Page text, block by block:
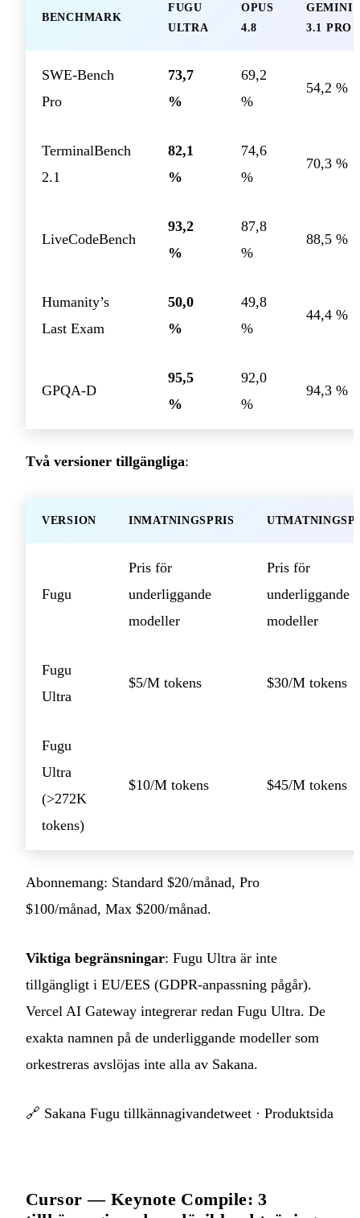
BENCHMARK
FUGU
ULTRA
OPUS
4.8
GEMINI
3.1 PRO
SWE-Bench
Pro
73,7
%
69,2
%
54,2 %
TerminalBench
2.1
82,1
%
74,6
%
70,3 %
LiveCodeBench
93,2
%
87,8
%
88,5 %
Humanity’s
Last Exam
50,0
%
49,8
%
44,4 %
GPQA-D
95,5
%
92,0
%
94,3 %
Två versioner tillgängliga:
VERSION INMATNINGSPRIS
Fugu
Pris för
underliggande
modeller
Pris för
underliggande
modeller
Fugu
Ultra
$5/M tokens $30/M tokens
Fugu
Ultra
(>272K
tokens)
$10/M tokens $45/M tokens
Abonnemang: Standard $20/månad, Pro
$100/månad, Max $200/månad.
Viktiga begränsningar: Fugu Ultra är inte
tillgängligt i EU/EES (GDPR-anpassning pågår).
Vercel AI Gateway integrerar redan Fugu Ultra. De
exakta namnen på de underliggande modeller som
orkestreras avslöjas inte alla av Sakana.
🔗 Sakana Fugu tillkännagivandetweet · Produktsida
Cursor — Keynote Compile: 3